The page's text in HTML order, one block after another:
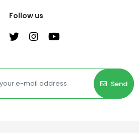
Follow us
Send